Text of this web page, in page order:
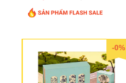
-0%